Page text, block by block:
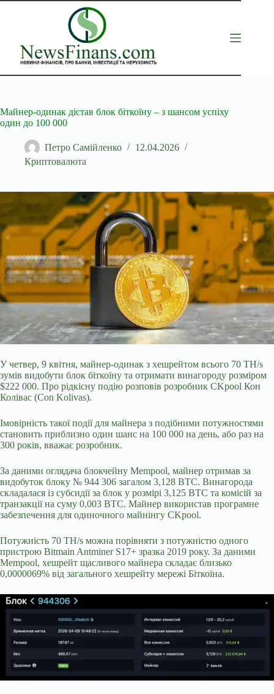
Перейти
Майнер-одинак дістав блок біткоїну – з шансом успіху
один до 100 000
Петро Самійленко
12.04.2026
Криптовалюта
У четвер, 9 квітня, майнер-одинак з хешрейтом всього 70 TH/s
зумів видобути блок біткоїну та отримати винагороду розміром
$222 000. Про рідкісну подію розповів розробник CKpool Кон
Колівас (Con Kolivas).
Імовірність такої події для майнера з подібними потужностями
становить приблизно один шанс на 100 000 на день, або раз на
300 років, вважає розробник.
За даними оглядача блокчейну Mempool, майнер отримав за
видобуток блоку № 944 306 загалом 3,128 BTC. Винагорода
складалася із субсидії за блок у розмірі 3,125 BTC та комісій за
транзакції на суму 0,003 BTC. Майнер використав програмне
забезпечення для одиночного майнінгу CKpool.
Потужність 70 TH/s можна порівняти з потужністю одного
пристрою Bitmain Antminer S17+ зразка 2019 року. За даними
Mempool, хешрейт щасливого майнера складає близько
0,0000069% від загального хешрейту мережі Біткоїна.